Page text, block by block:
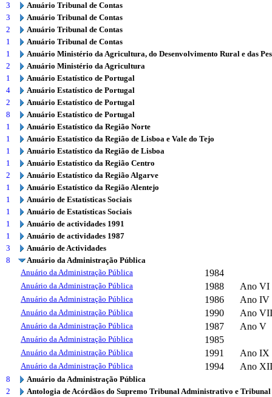
3
Anuário Tribunal de Contas
3
Anuário Tribunal de Contas
2
Anuário Tribunal de Contas
1
Anuário Tribunal de Contas
1
Anuário Ministério da Agricultura, do Desenvolvimento Rural e das
2
Anuário Ministério da Agricultura
1
Anuário Estatístico de Portugal
4
Anuário Estatístico de Portugal
2
Anuário Estatístico de Portugal
8
Anuário Estatístico de Portugal
1
Anuário Estatístico da Região Norte
1
Anuário Estatístico da Região de Lisboa e Vale do Tejo
1
Anuário Estatístico da Região de Lisboa
1
Anuário Estatístico da Região Centro
2
Anuário Estatístico da Região Algarve
1
Anuário Estatístico da Região Alentejo
1
Anuário de Estatísticas Sociais
1
Anuário de Estatísticas Sociais
1
Anuário de actividades 1991
1
Anuário de actividades 1987
3
Anuário de Actividades
8
Anuário da Administração Pública
Anuário da Administração Pública
1984
Anuário da Administração Pública 1988 Ano VI
Anuário da Administração Pública 1986 Ano IV
Anuário da Administração Pública 1990 Ano
Anuário da Administração Pública 1987 Ano V
Anuário da Administração Pública 1985
Anuário da Administração Pública 1991 Ano IX
Anuário da Administração Pública 1994 Ano XII
8
Anuário da Administração Pública
2
Antologia de Acórdãos do Supremo Tribunal Administrativo e